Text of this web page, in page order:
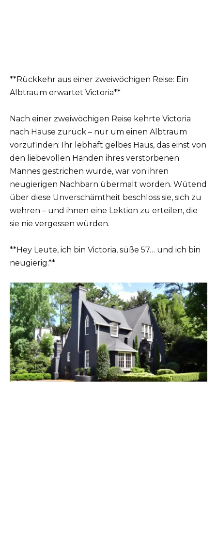
**Rückkehr aus einer zweiwöchigen Reise: Ein
Albtraum erwartet Victoria**
Nach einer zweiwöchigen Reise kehrte Victoria
nach Hause zurück – nur um einen Albtraum
vorzufinden: Ihr lebhaft gelbes Haus, das einst von
den liebevollen Händen ihres verstorbenen
Mannes gestrichen wurde, war von ihren
neugierigen Nachbarn übermalt worden. Wütend
über diese Unverschämtheit beschloss sie, sich zu
wehren – und ihnen eine Lektion zu erteilen, die
sie nie vergessen würden.
**Hey Leute, ich bin Victoria, süße 57… und ich bin
neugierig.**